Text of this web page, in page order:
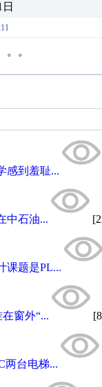
。
感到羞耻...
中石油...
课题是PL...
窗外“...
两台电梯...